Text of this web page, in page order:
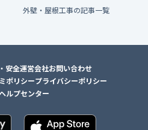
外壁・屋根工事の記事一覧
安全運営会社お問い合わせ
ポリシープライバシーポリシー
ルプセンター